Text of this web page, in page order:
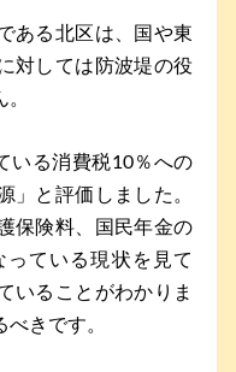
ある北区は、国や東
対しては防波堤の役
いる消費税10％への
」と評価しました。
保険料、国民年金の
ている現状を見て
いることがわかりま
きです。